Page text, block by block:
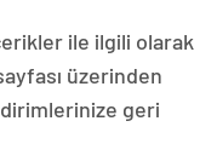
ile ilgili olarak
üzerinden
geri